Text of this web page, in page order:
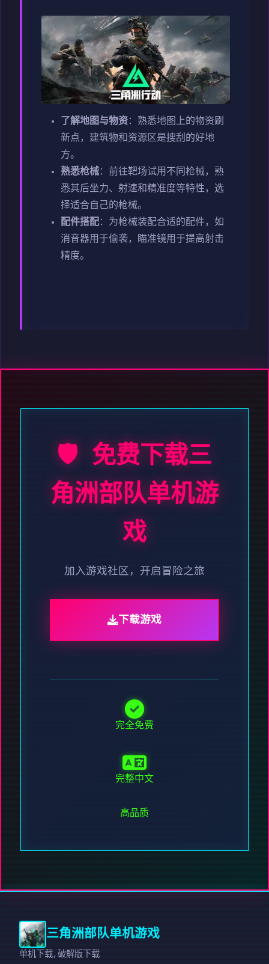
了解地图与物资：熟悉地图上的物资刷
新点，建筑物和资源区是搜刮的好地
方。
熟悉枪械：前往靶场试用不同枪械，熟
悉其后坐力、射速和精准度等特性，选
择适合自己的枪械。
配件搭配：为枪械装配合适的配件，如
消音器用于偷袭，瞄准镜用于提高射击
精度。
🛡️ 免费下载三
角洲部队单机游
戏
加入游戏社区，开启冒险之旅
下载游戏
完全免费
完整中文
高品质
三角洲部队单机游戏
单机下载,破解版下载